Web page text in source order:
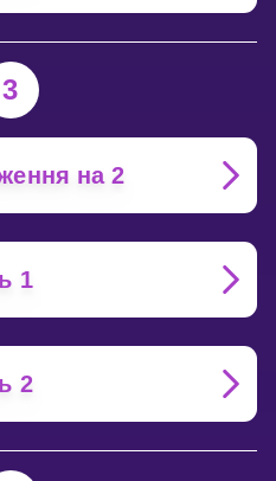
3
на 2
1
2